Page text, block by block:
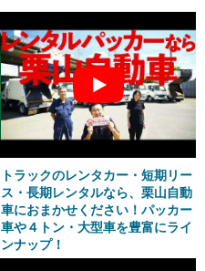
トラックのレンタカー・短期リー
ス・長期レンタルなら、栗山自動
車におまかせください！パッカー
車や４トン・大型車を豊富にライ
ンナップ！